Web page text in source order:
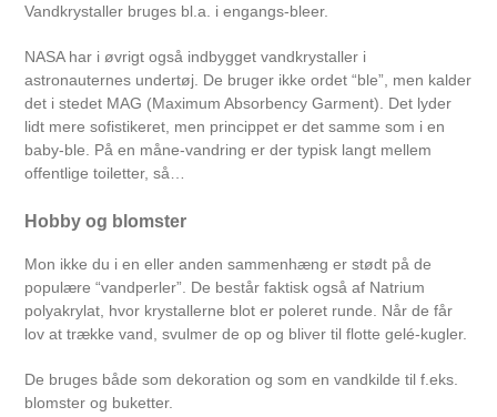
Vandkrystaller bruges bl.a. i engangs-bleer.
NASA har i øvrigt også indbygget vandkrystaller i
astronauternes undertøj. De bruger ikke ordet “ble”, men kalder
det i stedet MAG (Maximum Absorbency Garment). Det lyder
lidt mere sofistikeret, men princippet er det samme som i en
baby-ble. På en måne-vandring er der typisk langt mellem
offentlige toiletter, så…
Hobby og blomster
Mon ikke du i en eller anden sammenhæng er stødt på de
populære “vandperler”. De består faktisk også af Natrium
polyakrylat, hvor krystallerne blot er poleret runde. Når de får
lov at trække vand, svulmer de op og bliver til flotte gelé-kugler.
De bruges både som dekoration og som en vandkilde til f.eks.
blomster og buketter.